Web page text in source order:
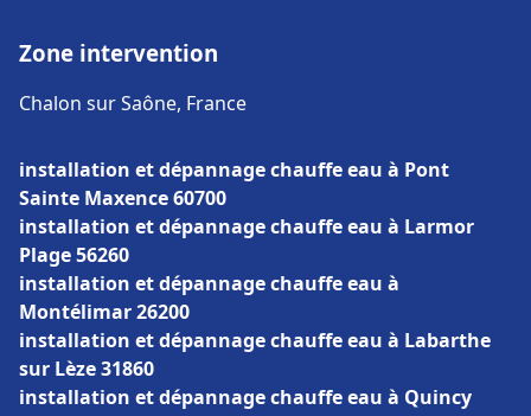
Zone intervention
Chalon sur Saône, France
installation et dépannage chauffe eau à Pont
Sainte Maxence 60700
installation et dépannage chauffe eau à Larmor
Plage 56260
installation et dépannage chauffe eau à
Montélimar 26200
installation et dépannage chauffe eau à Labarthe
sur Lèze 31860
installation et dépannage chauffe eau à Quincy